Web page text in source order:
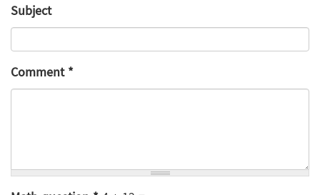
Subject
Comment*